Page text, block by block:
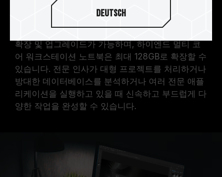
모리 용량이 필요합니다. T-CREATE CLASSIC
DDR5 LAPTOP 메모리의 단일 용량은 최대 32GB
확장 및 업그레이드가 가능하며, 하이엔드 멀티 코
어 워크스테이션 노트북은 최대 128GB로 확장할 수
있습니다. 전문 인사가 대형 프로젝트를 처리하거나
방대한 데이터베이스를 분석하거나 여러 전문 애플
리케이션을 실행하고 있을 때 신속하고 부드럽게 다
양한 작업을 완성할 수 있습니다.
Deutsch